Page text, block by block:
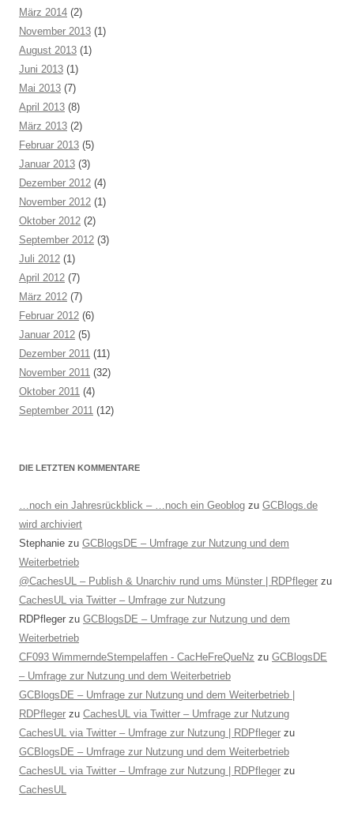
März 2014 (2)
November 2013 (1)
August 2013 (1)
Juni 2013 (1)
Mai 2013 (7)
April 2013 (8)
März 2013 (2)
Februar 2013 (5)
Januar 2013 (3)
Dezember 2012 (4)
November 2012 (1)
Oktober 2012 (2)
September 2012 (3)
Juli 2012 (1)
April 2012 (7)
März 2012 (7)
Februar 2012 (6)
Januar 2012 (5)
Dezember 2011 (11)
November 2011 (32)
Oktober 2011 (4)
September 2011 (12)
DIE LETZTEN KOMMENTARE
…noch ein Jahresrückblick – …noch ein Geoblog zu GCBlogs.de
wird archiviert
Stephanie zu GCBlogsDE – Umfrage zur Nutzung und dem
Weiterbetrieb
@CachesUL – Publish & Unarchiv rund ums Münster | RDPfleger zu
CachesUL via Twitter – Umfrage zur Nutzung
RDPfleger zu GCBlogsDE – Umfrage zur Nutzung und dem
Weiterbetrieb
CF093 WimmerndeStempelaffen - CacHeFreQueNz zu GCBlogsDE
– Umfrage zur Nutzung und dem Weiterbetrieb
GCBlogsDE – Umfrage zur Nutzung und dem Weiterbetrieb |
RDPfleger zu CachesUL via Twitter – Umfrage zur Nutzung
CachesUL via Twitter – Umfrage zur Nutzung | RDPfleger zu
GCBlogsDE – Umfrage zur Nutzung und dem Weiterbetrieb
CachesUL via Twitter – Umfrage zur Nutzung | RDPfleger zu
CachesUL